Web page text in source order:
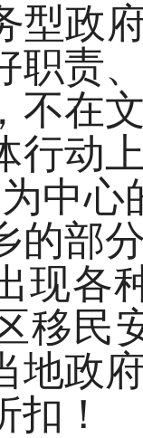
政府
职责
不在
行动
中
的部
现各
移民
地政
！